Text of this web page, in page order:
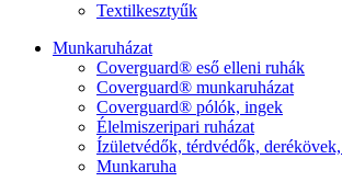
Textilkesztyűk
Munkaruházat
Coverguard® eső elleni ruhák
Coverguard® munkaruházat
Coverguard® pólók, ingek
Élelmiszeripari ruházat
Ízületvédők, térdvédők,
Munkaruha